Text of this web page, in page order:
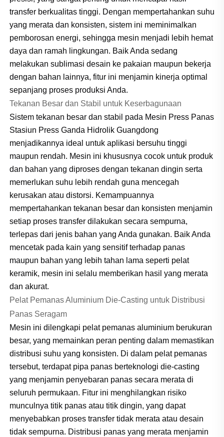
transfer berkualitas tinggi. Dengan mempertahankan suhu
yang merata dan konsisten, sistem ini meminimalkan
pemborosan energi, sehingga mesin menjadi lebih hemat
daya dan ramah lingkungan. Baik Anda sedang
melakukan sublimasi desain ke pakaian maupun bekerja
dengan bahan lainnya, fitur ini menjamin kinerja optimal
sepanjang proses produksi Anda.
Tekanan Besar dan Stabil untuk Keserbagunaan
Sistem tekanan besar dan stabil pada Mesin Press Panas
Stasiun Press Ganda Hidrolik Guangdong
menjadikannya ideal untuk aplikasi bersuhu tinggi
maupun rendah. Mesin ini khususnya cocok untuk produk
dan bahan yang diproses dengan tekanan dingin serta
memerlukan suhu lebih rendah guna mencegah
kerusakan atau distorsi. Kemampuannya
mempertahankan tekanan besar dan konsisten menjamin
setiap proses transfer dilakukan secara sempurna,
terlepas dari jenis bahan yang Anda gunakan. Baik Anda
mencetak pada kain yang sensitif terhadap panas
maupun bahan yang lebih tahan lama seperti pelat
keramik, mesin ini selalu memberikan hasil yang merata
dan akurat.
Pelat Pemanas Aluminium Die-Casting untuk Distribusi
Panas Seragam
Mesin ini dilengkapi pelat pemanas aluminium berukuran
besar, yang memainkan peran penting dalam memastikan
distribusi suhu yang konsisten. Di dalam pelat pemanas
tersebut, terdapat pipa panas berteknologi die-casting
yang menjamin penyebaran panas secara merata di
seluruh permukaan. Fitur ini menghilangkan risiko
munculnya titik panas atau titik dingin, yang dapat
menyebabkan proses transfer tidak merata atau desain
tidak sempurna. Distribusi panas yang merata menjamin